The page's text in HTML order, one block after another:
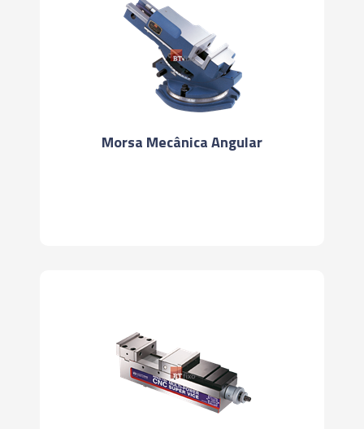
Morsa Mecânica Angular